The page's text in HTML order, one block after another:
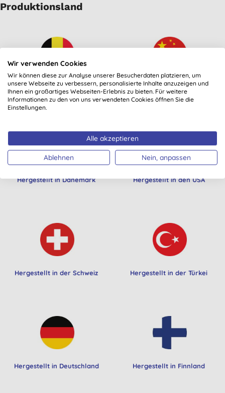
Produktionsland
Hergestellt in Belgien Hergestellt in China
Hergestellt in Dänemark Hergestellt in den USA
Hergestellt in der Schweiz Hergestellt in der Türkei
Hergestellt in Deutschland Hergestellt in Finnland
Wir verwenden Cookies
Wir können diese zur Analyse unserer Besucherdaten platzieren, um
unsere Webseite zu verbessern, personalisierte Inhalte anzuzeigen und
Ihnen ein großartiges Webseiten-Erlebnis zu bieten. Für weitere
Informationen zu den von uns verwendeten Cookies öffnen Sie die
Einstellungen.
Alle akzeptieren
Ablehnen Nein, anpassen